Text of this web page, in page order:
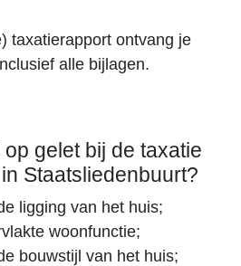
taxatierapport ontvang je
alle bijlagen.
gelet bij de taxatie
Staatsliedenbuurt?
ligging van het huis;
woonfunctie;
bouwstijl van het huis;